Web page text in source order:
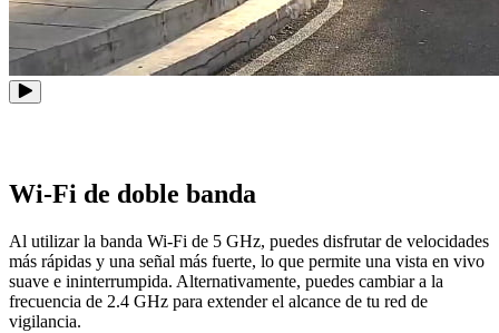
Wi-Fi de doble banda
Al utilizar la banda Wi-Fi de 5 GHz, puedes disfrutar de velocidades
más rápidas y una señal más fuerte, lo que permite una vista en vivo
suave e ininterrumpida. Alternativamente, puedes cambiar a la
frecuencia de 2.4 GHz para extender el alcance de tu red de
vigilancia.